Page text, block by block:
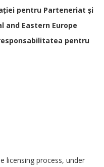
pentru Parteneriat și
and Eastern Europe
pentru
licensing process, under